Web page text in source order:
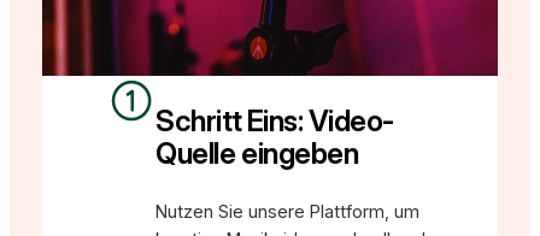
Schritt Eins: Video-
Quelle eingeben
Nutzen Sie unsere Plattform, um